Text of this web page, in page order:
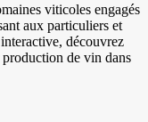
viticoles engagés
aux particuliers et
découvrez
de vin dans